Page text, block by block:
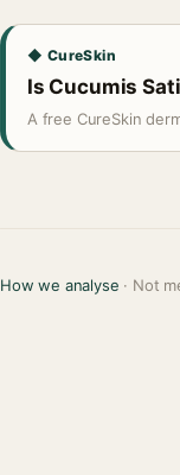
◆ CureSkin
Is Cucumis
A free CureSkin
How we analyse · Not